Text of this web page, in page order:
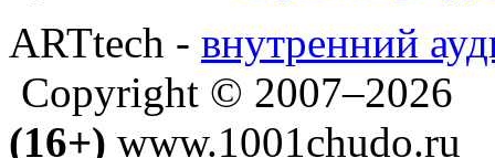
ARTtech - внутренний
Copyright © 2007–2026
(16+) www.1001chudo.ru